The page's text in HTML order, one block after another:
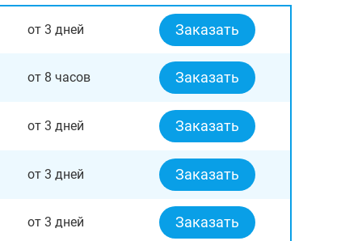
от 3 дней Заказать
от 8 часов Заказать
от 3 дней Заказать
от 3 дней Заказать
от 3 дней Заказать